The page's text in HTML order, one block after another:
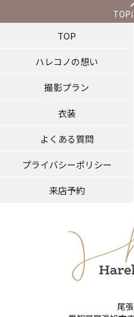
TOP
TOP
ハレコノの想い
撮影プラン
衣装
よくある質問
プライバシーポリシー
来店予約
尾